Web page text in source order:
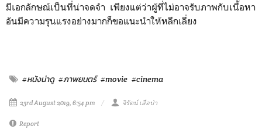
มีเอกลักษณ์เป็นที่น่าจดจำ เพียงแต่ว่าผู้ที่ไม่อาจรับภาพกับเนื้อหา
อันมีความรุนแรงอย่างมากก็ขอแนะนำให้หลีกเลี่ยง
#หนังน่าดู #ภาพยนตร์ #movie #cinema
23rd August 2019, 6:54 pm จิรัตน์ เสือป่า
Report